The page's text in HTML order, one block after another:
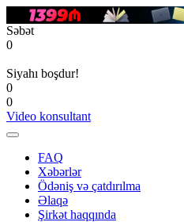
Səbət
0
Siyahı boşdur!
0
0
Video konsultant
FAQ
Xəbərlər
Ödəniş və çatdırılma
Əlaqə
Şirkət haqqında